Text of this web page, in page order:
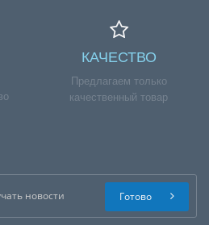
КАЧЕСТВО
Предлагаем только
качественный товар
Готово